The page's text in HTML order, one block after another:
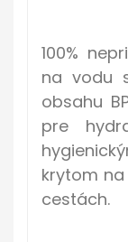
100%
na vodu
obsahu
pre
krytom
cestách.